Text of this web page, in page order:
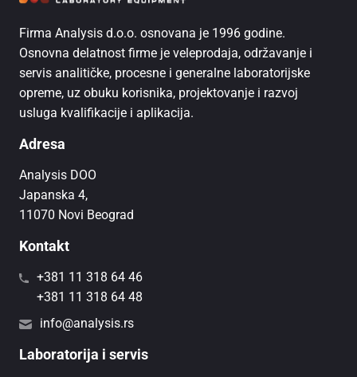
Firma Analysis d.o.o. osnovana je 1996 godine.
Osnovna delatnost firme je veleprodaja, održavanje i
servis analitičke, procesne i generalne laboratorijske
opreme, uz obuku korisnika, projektovanje i razvoj
usluga kvalifikacije i aplikacija.
Adresa
Analysis DOO
Japanska 4,
11070 Novi Beograd
Kontakt
+381 11 318 64 46
+381 11 318 64 48
info@analysis.rs
Laboratorija i servis